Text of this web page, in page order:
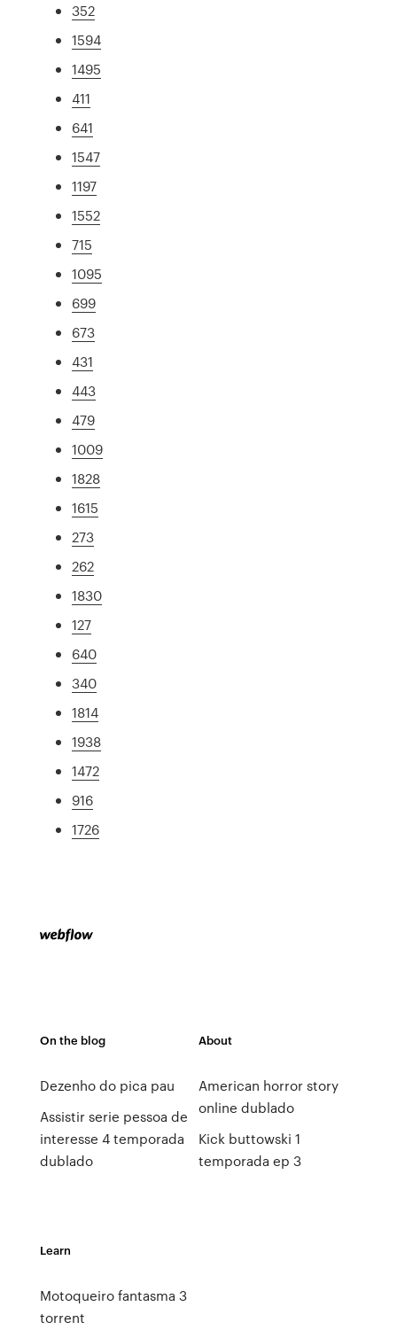
352
1594
1495
411
641
1547
1197
1552
715
1095
699
673
431
443
479
1009
1828
1615
273
262
1830
127
640
340
1814
1938
1472
916
1726
On the blog
Dezenho do pica pau
Assistir serie pessoa de
interesse 4 temporada
dublado
About
American horror story
online dublado
Kick buttowski 1
temporada ep 3
Learn
Motoqueiro fantasma 3
torrent